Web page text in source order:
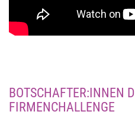
BOTSCHAFTER:INNEN
FIRMENCHALLENGE